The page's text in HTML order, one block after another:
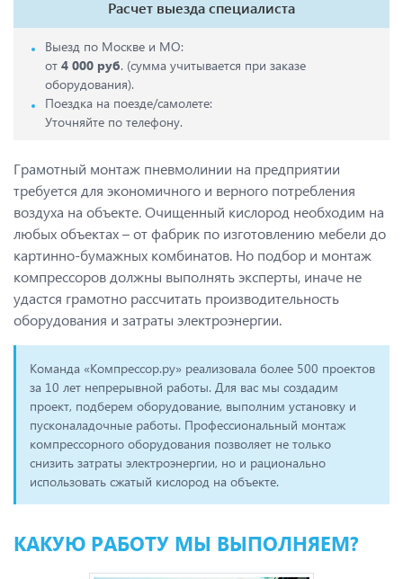
Расчет выезда специалиста
Выезд по Москве и МО:
от 4 000 руб. (сумма учитывается при заказе
оборудования).
Поездка на поезде/самолете:
Уточняйте по телефону.
Грамотный монтаж пневмолинии на предприятии
требуется для экономичного и верного потребления
воздуха на объекте. Очищенный кислород необходим на
любых объектах – от фабрик по изготовлению мебели до
картинно-бумажных комбинатов. Но подбор и монтаж
компрессоров должны выполнять эксперты, иначе не
удастся грамотно рассчитать производительность
оборудования и затраты электроэнергии.
Команда «Компрессор.ру» реализовала более 500 проектов
за 10 лет непрерывной работы. Для вас мы создадим
проект, подберем оборудование, выполним установку и
пусконаладочные работы. Профессиональный монтаж
компрессорного оборудования позволяет не только
снизить затраты электроэнергии, но и рационально
использовать сжатый кислород на объекте.
КАКУЮ РАБОТУ МЫ ВЫПОЛНЯЕМ?